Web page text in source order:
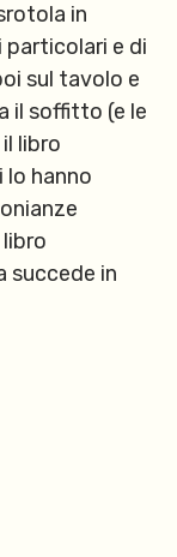
in
particolari e di
sul tavolo e
il soffitto (e le
libro
lo hanno
succede in